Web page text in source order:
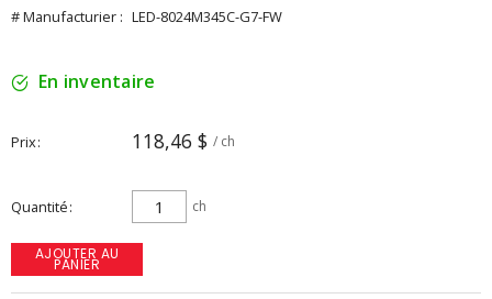
# Manufacturier : LED-8024M345C-G7-FW
En inventaire
Prix 118,46 $ / ch
Quantité ch
AJOUTER AU
PANIER